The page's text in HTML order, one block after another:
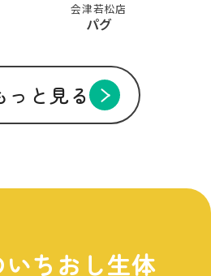
会津若松店
パグ
っと見る
ちおし生体